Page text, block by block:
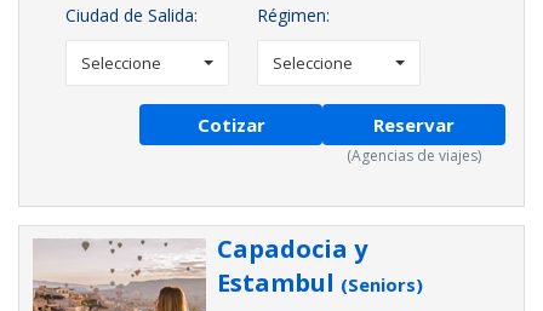
Ciudad de Salida:
Seleccione
Régimen:
Seleccione
Cotizar Reservar
(Agencias de viajes)
Capadocia y
Estambul (Seniors)